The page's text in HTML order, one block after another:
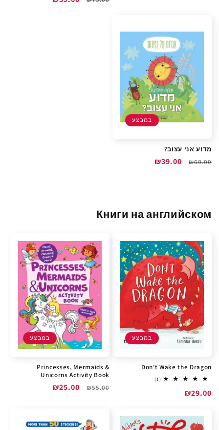
במבצע
מדוע אני עצוב?
מחיר
₪60.00
מחיר
₪39.00
Книги на английском
במבצע
Don't Wake the Dragon
(1)
1
מחיר
₪29.00
במבצע
Princesses, Mermaids &
Unicorns Activity Book
מחיר
₪55.00
מחיר
₪25.00